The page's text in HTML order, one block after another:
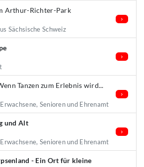
Arthur-Richter-Park
Sächsische Schweiz
Tanzen zum Erlebnis wird...
Senioren und Ehrenamt
und Alt
Senioren und Ehrenamt
- Ein Ort für kleine